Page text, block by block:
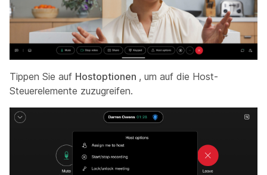
Tippen Sie auf Hostoptionen , um auf die Host-
Steuerelemente zuzugreifen.